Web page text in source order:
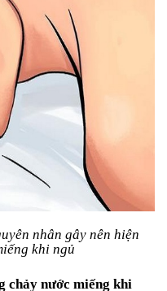
nhân gây nên hiện
khi ngủ
chảy nước miếng khi